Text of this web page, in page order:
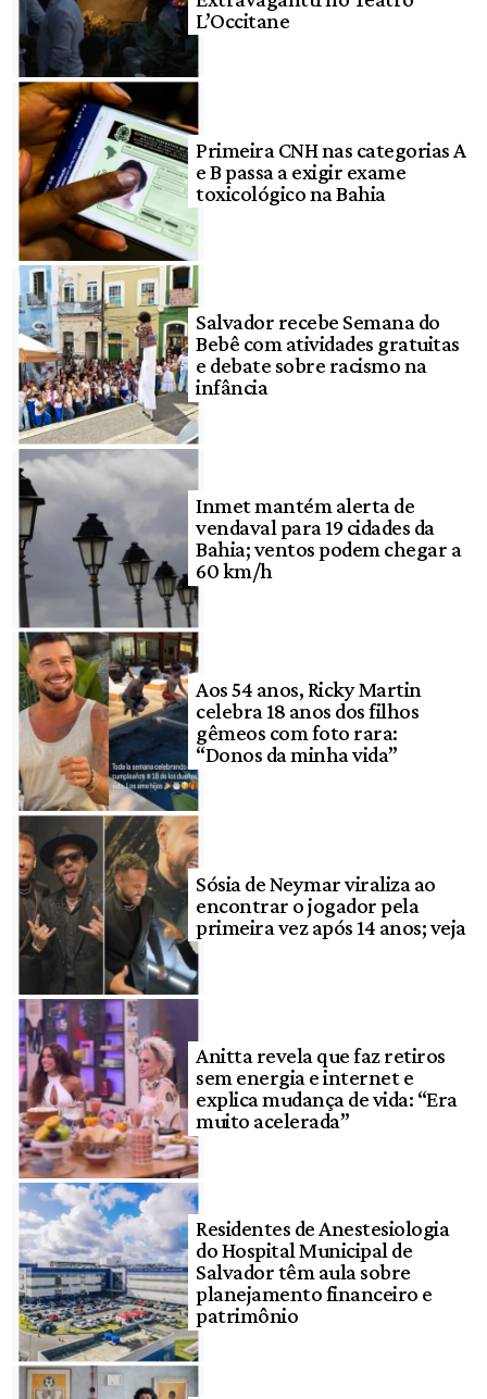
L’Occitane
Primeira CNH nas categorias A
e B passa a exigir exame
toxicológico na Bahia
Salvador recebe Semana do
Bebê com atividades gratuitas
e debate sobre racismo na
infância
Inmet mantém alerta de
vendaval para 19 cidades da
Bahia; ventos podem chegar a
60 km/h
Aos 54 anos, Ricky Martin
celebra 18 anos dos filhos
gêmeos com foto rara:
“Donos da minha vida”
Sósia de Neymar viraliza ao
encontrar o jogador pela
primeira vez após 14 anos; veja
Anitta revela que faz retiros
sem energia e internet e
explica mudança de vida: “Era
muito acelerada”
Residentes de Anestesiologia
do Hospital Municipal de
Salvador têm aula sobre
planejamento financeiro e
patrimônio